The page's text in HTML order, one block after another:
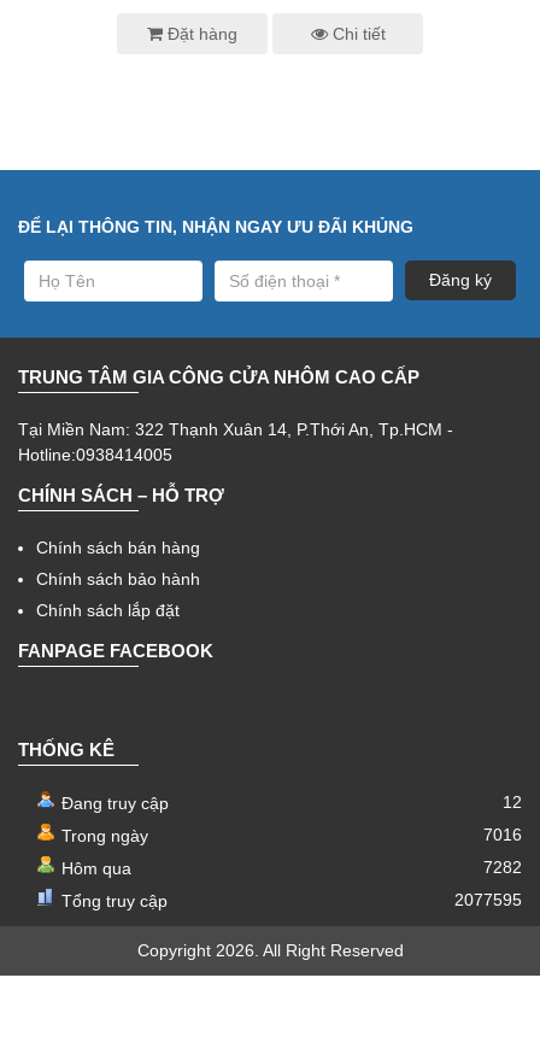
Đặt hàng Chi tiết
ĐỂ LẠI THÔNG TIN, NHẬN NGAY ƯU ĐÃI KHỦNG
TRUNG TÂM GIA CÔNG CỬA NHÔM CAO CẤP
Tại Miền Nam: 322 Thạnh Xuân 14, P.Thới An, Tp.HCM -
Hotline:0938414005
CHÍNH SÁCH – HỖ TRỢ
Chính sách bán hàng
Chính sách bảo hành
Chính sách lắp đặt
FANPAGE FACEBOOK
THỐNG KÊ
Đang truy cập
12
Trong ngày
7016
Hôm qua
7282
Tổng truy cập
2077595
Copyright 2026. All Right Reserved